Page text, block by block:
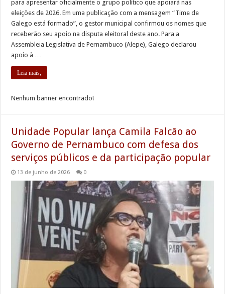
para apresentar oficialmente o grupo político que apoiará nas
eleições de 2026. Em uma publicação com a mensagem “Time de
Galego está formado”, o gestor municipal confirmou os nomes que
receberão seu apoio na disputa eleitoral deste ano. Para a
Assembleia Legislativa de Pernambuco (Alepe), Galego declarou
apoio à …
Leia mais;
Nenhum banner encontrado!
Unidade Popular lança Camila Falcão ao
Governo de Pernambuco com defesa dos
serviços públicos e da participação popular
13 de junho de 2026 0